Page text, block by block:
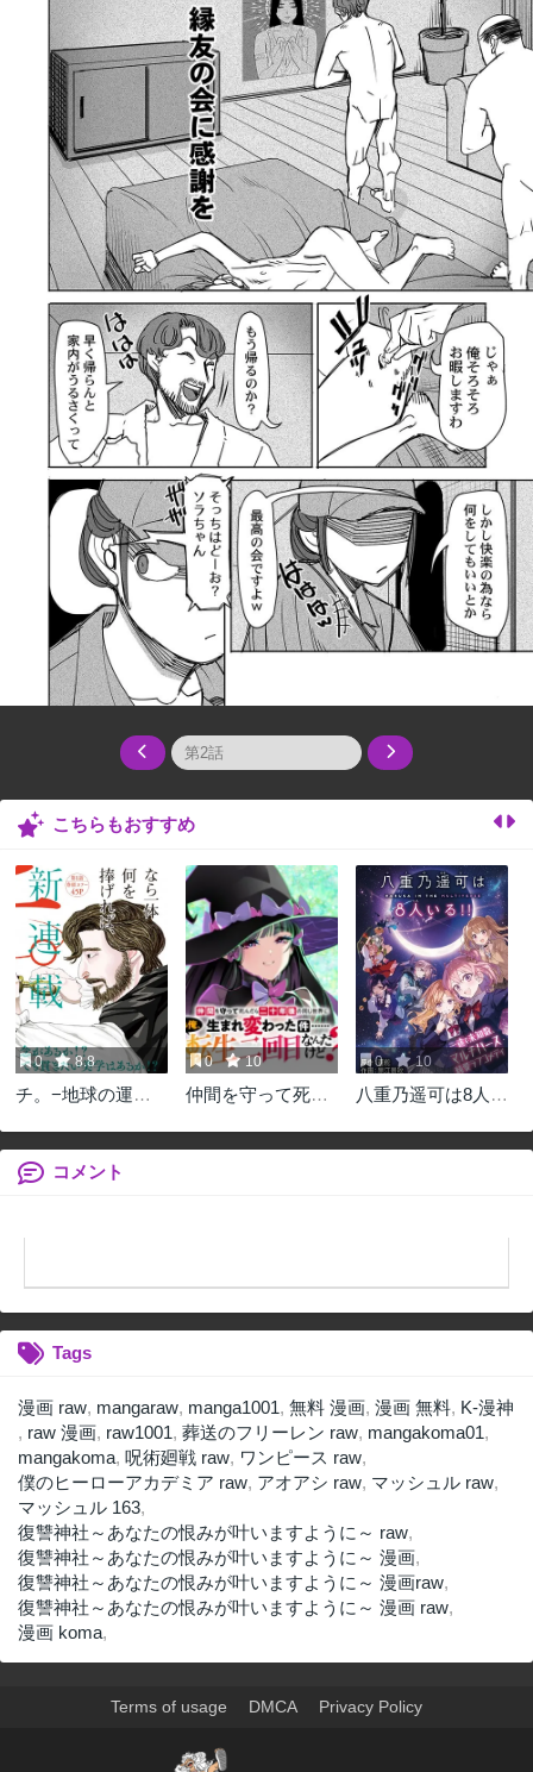
こちらもおすすめ
0 8.8
チ。−地球の運動
0 10
仲間を守って死ん
0 10
八重乃遥可は8人い
コメント
Tags
漫画 raw, mangaraw, manga1001, 無料 漫画, 漫画 無料, K-漫神
, raw 漫画, raw1001, 葬送のフリーレン raw, mangakoma01,
mangakoma, 呪術廻戦 raw, ワンピース raw,
僕のヒーローアカデミア raw, アオアシ raw, マッシュル raw,
マッシュル 163,
復讐神社～あなたの恨みが叶いますように～ raw,
復讐神社～あなたの恨みが叶いますように～ 漫画,
復讐神社～あなたの恨みが叶いますように～ 漫画raw,
復讐神社～あなたの恨みが叶いますように～ 漫画 raw,
漫画 koma,
Terms of usage DMCA Privacy Policy